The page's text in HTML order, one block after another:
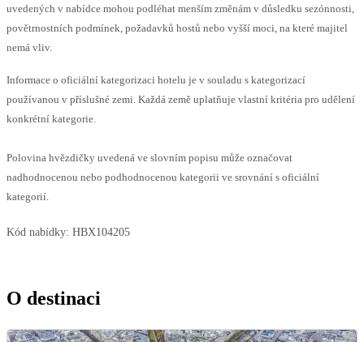
uvedených v nabídce mohou podléhat menším změnám v důsledku sezónnosti,
povětrnostních podmínek, požadavků hostů nebo vyšší moci, na které majitel
nemá vliv.
Informace o oficiální kategorizaci hotelu je v souladu s kategorizací
používanou v příslušné zemi. Každá země uplatňuje vlastní kritéria pro udělení
konkrétní kategorie.
Polovina hvězdičky uvedená ve slovním popisu může označovat
nadhodnocenou nebo podhodnocenou kategorii ve srovnání s oficiální
kategorií.
Kód nabídky: HBX104205
O destinaci